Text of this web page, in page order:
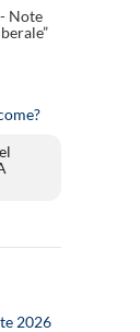
Note
2026